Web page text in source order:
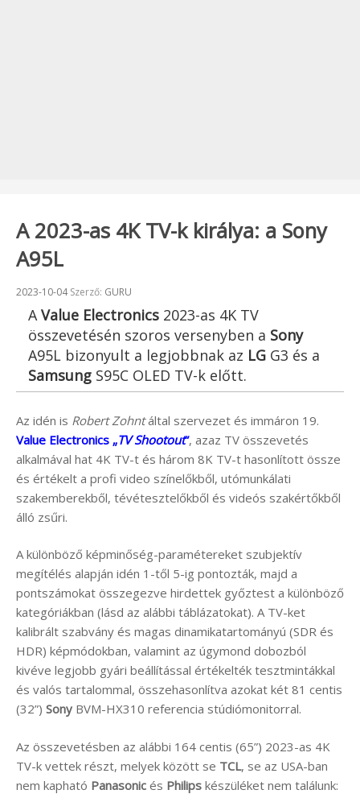
A 2023-as 4K TV-k királya: a Sony
A95L
Beküldve:
2023-10-04Szerző: GURU
A Value Electronics 2023-as 4K TV
összevetésén szoros versenyben a Sony
A95L bizonyult a legjobbnak az LG G3 és a
Samsung S95C OLED TV-k előtt.
Az idén is Robert Zohntáltal szervezet és immáron 19.
Value Electronics „TV Shootout”, azaz TV összevetés
alkalmával hat 4K TV-t és három 8K TV-t hasonlított össze
és értékelt a profi video színelőkből, utómunkálati
szakemberekből, tévétesztelőkből és videós szakértőkből
álló zsűri.
A különböző képminőség-paramétereket szubjektív
megítélés alapján idén 1-től 5-ig pontozták, majd a
pontszámokat összegezve hirdettek győztest a különböző
kategóriákban (lásd az alábbi táblázatokat). A TV-ket
kalibrált szabvány és magas dinamikatartományú (SDR és
HDR) képmódokban, valamint az úgymond dobozból
kivéve legjobb gyári beállítással értékelték tesztmintákkal
és valós tartalommal, összehasonlítva azokat két 81 centis
(32”) Sony BVM-HX310 referencia stúdiómonitorral.
Az összevetésben az alábbi 164 centis (65”) 2023-as 4K
TV-k vettek részt, melyek között se TCL, se az USA-ban
nem kapható Panasonic és Philips készüléket nem találunk: